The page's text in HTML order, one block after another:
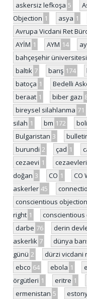
askersiz lefkoşa 5
Objection 1 asya 1
Avrupa Vicdani Ret
AYİM 1 AYM 14
bahçeşehir üniversitesi
baltık 7 barış 174
batoça 1 Bedelli
beraat 1 biber gazı
bireysel silahlanma 71
silah 1 bm 172
Bulgaristan 3
burundi 2 çad 1
cezaevi 1 cezaevleri
doğan 3 CO 1 CO
askerler 45
conscientious
right 1 conscientious
darbe 76 derin
askerlik 7 dünya
günü 2 dürzi vicdani
ebco 64 ebola 1
örgütleri 1 eritre 1
ermenistan 5